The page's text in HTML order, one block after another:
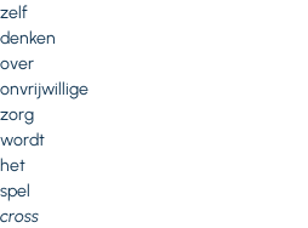
zelf
denken
over
onvrijwillige
zorg
wordt
het
spel
cross